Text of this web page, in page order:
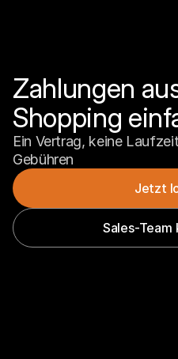
Zahlungen
Shopping
Ein Vertrag, keine
Gebühren
Jetzt
Sales-